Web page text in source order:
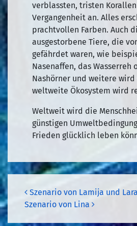
verblassten, tristen
Vergangenheit an. Alles
prachtvollen Farben. Auch
ausgestorbene Tiere, die
gefährdet waren, wie
Nasenaffen, das Wasserreh
Nashörner und weitere wird
weltweite Ökosystem wird
Weltweit wird die
günstigen
Frieden glücklich leben
Beitragsnavigation
Szenario von Lamija und Lara
Szenario von Lina